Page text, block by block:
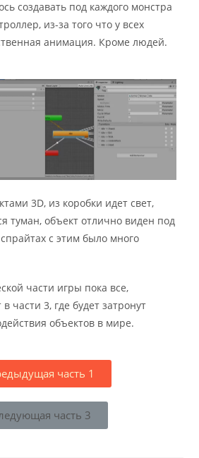
создавать под каждого монстра
из-за того что у всех
анимация. Кроме людей.
3D, из коробки идет свет,
туман, объект отлично виден под
с этим было много
части игры пока все,
части 3, где будет затронут
объектов в мире.
часть 1
часть 3